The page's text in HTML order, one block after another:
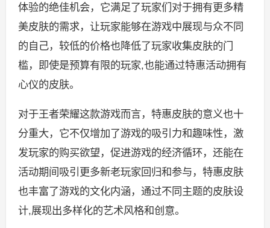
体验的绝佳机会，它满足了玩家们对于拥有更多精
美皮肤的需求，让玩家能够在游戏中展现与众不同
的自己，较低的价格也降低了玩家收集皮肤的门
槛，即使是预算有限的玩家,也能通过特惠活动拥有
心仪的皮肤。
对于王者荣耀这款游戏而言，特惠皮肤的意义也十
分重大，它不仅增加了游戏的吸引力和趣味性，激
发玩家的购买欲望，促进游戏的经济循环，还能在
活动期间吸引更多新老玩家回归和参与，特惠皮肤
也丰富了游戏的文化内涵，通过不同主题的皮肤设
计,展现出多样化的艺术风格和创意。